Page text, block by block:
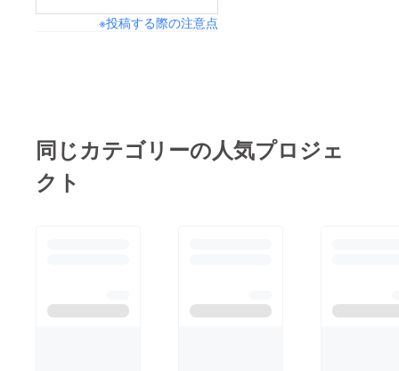
※投稿する際の注意点
同じカテゴリーの人気プロジェ
クト